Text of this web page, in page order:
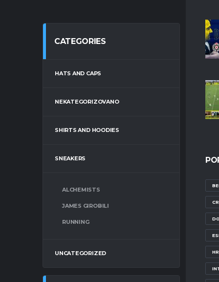
CATEGORIES
HATS AND CAPS
NEKATEGORIZOVANO
SHIRTS AND HOODIES
SNEAKERS
ALCHEMISTS
JAMES GIROBILI
RUNNING
UNCATEGORIZED